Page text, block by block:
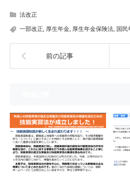
法改正
一部改正, 厚生年金, 厚生年金保険法, 国民
前の記事